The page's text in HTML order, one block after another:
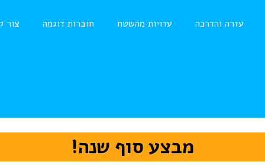
עזרה והדרכה עדויות מהשטח חוברות דוגמה צור
מבצע סוף שנה!